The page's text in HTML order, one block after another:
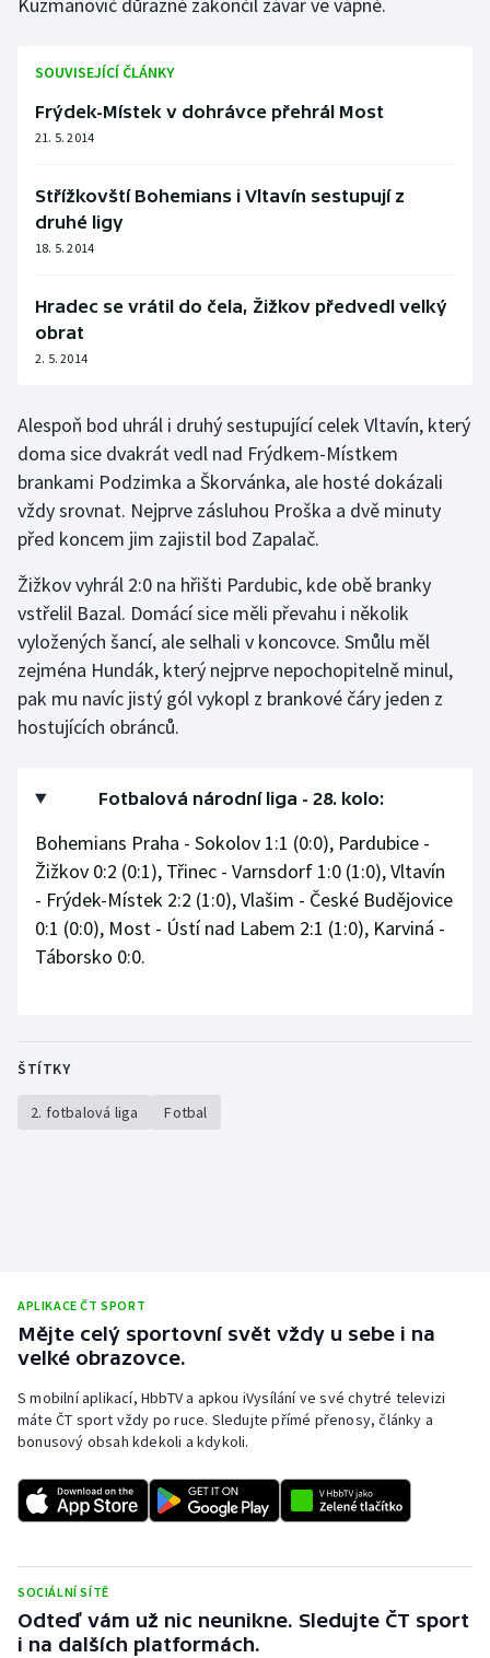
Kuzmanovič důrazně zakončil závar ve vápně.
SOUVISEJÍCÍ ČLÁNKY
Frýdek-Místek v dohrávce přehrál Most
21. 5. 2014
Střížkovští Bohemians i Vltavín sestupují z
druhé ligy
18. 5. 2014
Hradec se vrátil do čela, Žižkov předvedl velký
obrat
2. 5. 2014
Alespoň bod uhrál i druhý sestupující celek Vltavín, který
doma sice dvakrát vedl nad Frýdkem-Místkem
brankami Podzimka a Škorvánka, ale hosté dokázali
vždy srovnat. Nejprve zásluhou Proška a dvě minuty
před koncem jim zajistil bod Zapalač.
Žižkov vyhrál 2:0 na hřišti Pardubic, kde obě branky
vstřelil Bazal. Domácí sice měli převahu i několik
vyložených šancí, ale selhali v koncovce. Smůlu měl
zejména Hundák, který nejprve nepochopitelně minul,
pak mu navíc jistý gól vykopl z brankové čáry jeden z
hostujících obránců.
Fotbalová národní liga - 28. kolo:
Bohemians Praha - Sokolov 1:1 (0:0), Pardubice -
Žižkov 0:2 (0:1), Třinec - Varnsdorf 1:0 (1:0), Vltavín
- Frýdek-Místek 2:2 (1:0), Vlašim - České Budějovice
0:1 (0:0), Most - Ústí nad Labem 2:1 (1:0), Karviná -
Táborsko 0:0.
ŠTÍTKY
2. fotbalová liga Fotbal
APLIKACE ČT SPORT
Mějte celý sportovní svět vždy u sebe i na
velké obrazovce.
S mobilní aplikací, HbbTV a apkou iVysílání ve své chytré televizi
máte ČT sport vždy po ruce. Sledujte přímé přenosy, články a
bonusový obsah kdekoli a kdykoli.
SOCIÁLNÍ SÍTĚ
Odteď vám už nic neunikne. Sledujte ČT sport
i na dalších platformách.